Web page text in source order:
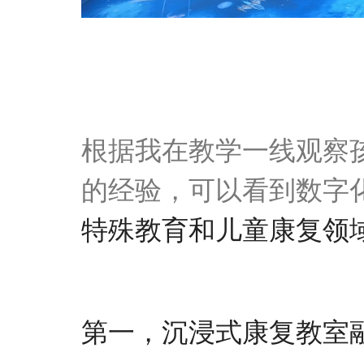
根据我在教学一线观察
的经验，可以看到数字
特殊教育和 儿童康复领
第一， 沉浸式康复教室